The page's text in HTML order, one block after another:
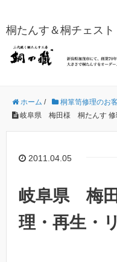
桐たんす＆桐チェス
ホーム / 桐箪笥修理のお
岐阜県 梅田様 桐たんす 修
2011.04.05
岐阜県 梅
理・再生・